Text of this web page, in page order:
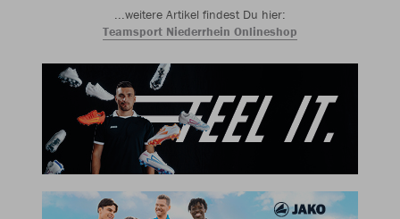
...weitere Artikel findest Du hier:
Teamsport Niederrhein Onlineshop